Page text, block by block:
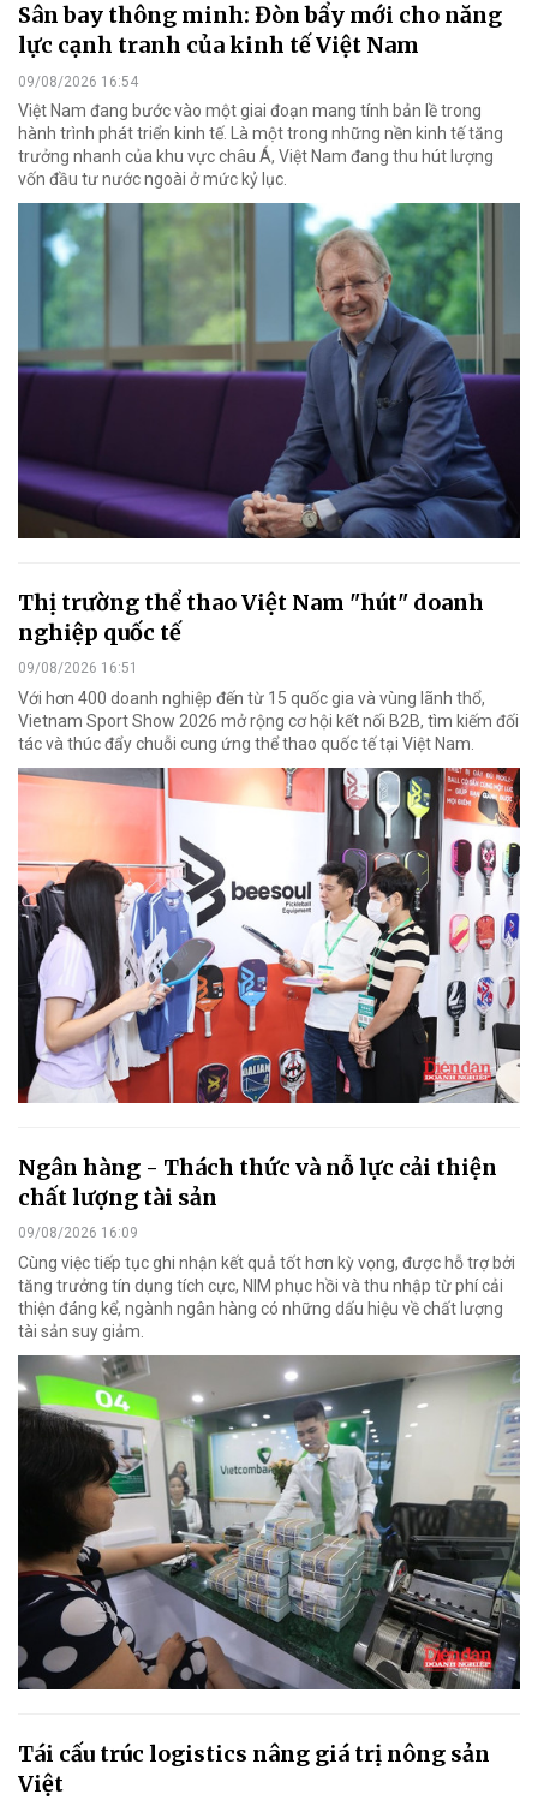
Sân bay thông minh: Đòn bẩy mới cho năng
lực cạnh tranh của kinh tế Việt Nam
09/08/2026 16:54
Việt Nam đang bước vào một giai đoạn mang tính bản lề trong
hành trình phát triển kinh tế. Là một trong những nền kinh tế tăng
trưởng nhanh của khu vực châu Á, Việt Nam đang thu hút lượng
vốn đầu tư nước ngoài ở mức kỷ lục.
Thị trường thể thao Việt Nam "hút" doanh
nghiệp quốc tế
09/08/2026 16:51
Với hơn 400 doanh nghiệp đến từ 15 quốc gia và vùng lãnh thổ,
Vietnam Sport Show 2026 mở rộng cơ hội kết nối B2B, tìm kiếm đối
tác và thúc đẩy chuỗi cung ứng thể thao quốc tế tại Việt Nam.
Ngân hàng - Thách thức và nỗ lực cải thiện
chất lượng tài sản
09/08/2026 16:09
Cùng việc tiếp tục ghi nhận kết quả tốt hơn kỳ vọng, được hỗ trợ bởi
tăng trưởng tín dụng tích cực, NIM phục hồi và thu nhập từ phí cải
thiện đáng kể, ngành ngân hàng có những dấu hiệu về chất lượng
tài sản suy giảm.
Tái cấu trúc logistics nâng giá trị nông sản
Việt